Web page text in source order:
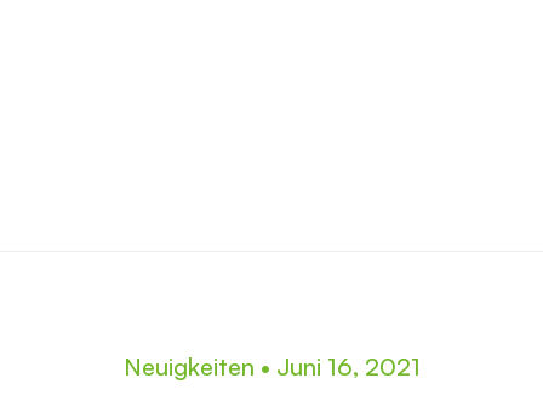
Neuigkeiten • Juni 16, 2021